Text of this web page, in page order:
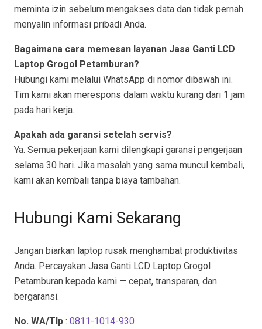
meminta izin sebelum mengakses data dan tidak pernah
menyalin informasi pribadi Anda.
Bagaimana cara memesan layanan Jasa Ganti LCD
Laptop Grogol Petamburan?
Hubungi kami melalui WhatsApp di nomor dibawah ini.
Tim kami akan merespons dalam waktu kurang dari 1 jam
pada hari kerja.
Apakah ada garansi setelah servis?
Ya. Semua pekerjaan kami dilengkapi garansi pengerjaan
selama 30 hari. Jika masalah yang sama muncul kembali,
kami akan kembali tanpa biaya tambahan.
Hubungi Kami Sekarang
Jangan biarkan laptop rusak menghambat produktivitas
Anda. Percayakan Jasa Ganti LCD Laptop Grogol
Petamburan kepada kami — cepat, transparan, dan
bergaransi.
No. WA/Tlp : 0811-1014-930